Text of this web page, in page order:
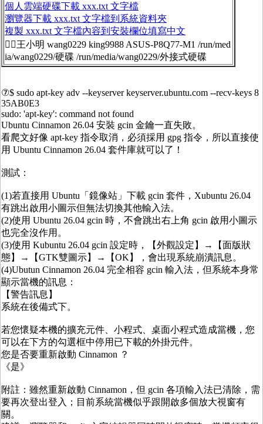
個人雲端硬碟下載 xxx.txt 文字檔
瀏覽器下載 xxx.txt 文字檔到系統資料夾
複製 xxx.txt 文字檔內容到安裝欄位填寫中文
🧙‍♂️王小明 wang0229 king9988 ASUS-P8Q77-M1 /run/med
ia/wang0229/硬碟 /run/media/wang0229/外接式硬碟
⑦$ sudo apt-key adv --keyserver keyserver.ubuntu.com --recv-keys 8
35AB0E3
sudo: 'apt-key': command not found
Ubuntu Cinnamon 26.04 安裝 gcin 金鑰一直失敗。
看爬文好像 apt-key 指令取消，必須採用 gpg 指令，所以直接使
用 Ubuntu Cinnamon 26.04 套件庫就可以了！
測試：
(1)若直接用 Ubuntu「鏡像站」下載 gcin 套件，Xubuntu 26.04
有跳出啟用小圖示但無法切換其他輸入法。
(2)使用 Ubuntu 26.04 gcin 時，不會跳出右上角 gcin 啟用小圖示
也完全沒作用。
(3)使用 Kubuntu 26.04 gcin 設定時，【外觀設定】→【面版狀
態】→【GTK雙圖示】→【OK】，會出現系統崩潰訊息。
(4)Ubutun Cinnamon 26.04 完全相容 gcin 輸入法，但系統本身常
顯示當機的訊息：
【警告訊息】
系統在後備式下。
若您懷疑本機的擴充元件、小程式、桌面小程式造成當機，您
可以在下方的勾選框中停用已下載的外掛元件。
您是否要重新啟動 Cinnamon ？
《是》
附註：雖然重新啟動 Cinnamon，但 gcin 各項輸入法已清除，需
要再次登出登入；目前系統當機似乎跟開啟多個放大視窗有
關。